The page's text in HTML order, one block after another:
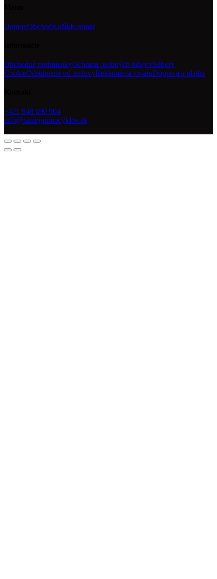
DomovObchodKošíkKontakt
Obchodné podmienkyOchrana osobných údajovSúbory
CookieOdstúpenie od zmluvyReklamácia tovaruDoprava a platba
+421 948 690 904
info@tuningmotocyklov.sk